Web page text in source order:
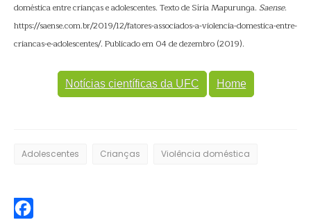
doméstica entre crianças e adolescentes. Texto de Síria Mapurunga. Saense.
https://saense.com.br/2019/12/fatores-associados-a-violencia-domestica-entre-
criancas-e-adolescentes/. Publicado em 04 de dezembro (2019).
Notícias científicas da UFC Home
Adolescentes Crianças Violência doméstica